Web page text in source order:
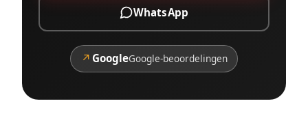
WhatsApp
↗ GoogleGoogle-beoordelingen